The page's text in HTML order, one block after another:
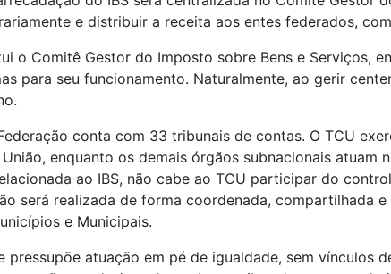
e distribuir a receita aos entes federados,
o Comitê Gestor do Imposto sobre Bens e Serviços,
para seu funcionamento. Naturalmente, ao gerir
conta com 33 tribunais de contas. O TCU
enquanto os demais órgãos subnacionais
ao IBS, não cabe ao TCU participar do
será realizada de forma coordenada, compartilhada
e Municipais.
pressupõe atuação em pé de igualdade, sem vínculos